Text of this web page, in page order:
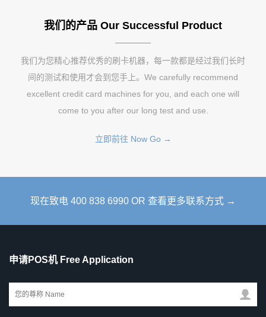
我们的产品 Our Successful Product
我们为您精心推荐优秀的刷卡机器，每一款都是经过我们长时
间的测试和使用才会到您手上。We carefully recommend
excellent credit card machines for you, and each one will
come to you after our long test and use.
立即前往 Now Go →
现在致电 400 838 6990 OR 查看更多联系方式 →
申请POS机 Free Application